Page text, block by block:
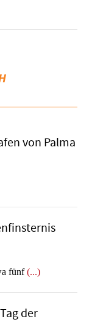
von Palma
fünf(...)
der